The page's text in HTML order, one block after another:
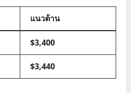
แนวต้าน
$3,400
$3,440